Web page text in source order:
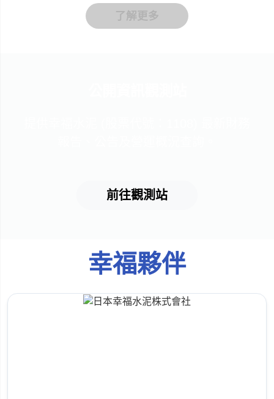
了解更多
前往觀測站
幸福夥伴